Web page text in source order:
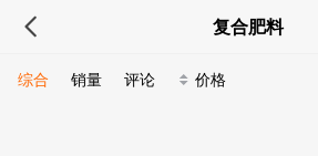
复合肥料
综合 销量 评论 价格